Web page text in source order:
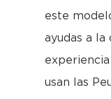
este
ayudas a
usan las